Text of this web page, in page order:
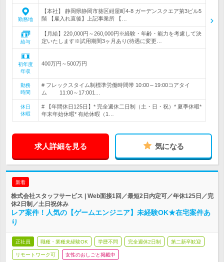
勤務地
【本社】 静岡県静岡市葵区紺屋町4-8 ガーデンスクエア第3ビル5
階 【雇入れ直後】上記事業所 【…
給与
【月給】220,000円～260,000円※経験・年齢・能力を考慮して決
定いたします※試用期間3ヶ月あり(待遇に変更…
初年度
年収
400万円～500万円
勤務
時間
# フレックスタイム制標準労働時間帯 10:00～19:00コアタイ
ム 11:00～17:001…
休日
休暇
# 【年間休日125日】* 完全週休二日制（土・日・祝）* 夏季休暇*
年末年始休暇* 有給休暇（1…
求人詳細を見る 気になる
新着
株式会社スタッフサービス | Web面接1回／最短2日内定可／年休125日／完
休2日制／土日祝休み
レア案件！人気の【ゲームエンジニア】未経験OK★在宅案件あ
り
正社員 職種・業種未経験OK 学歴不問 完全週休2日制 第二新卒歓迎
リモートワーク可 女性のおしごと掲載中